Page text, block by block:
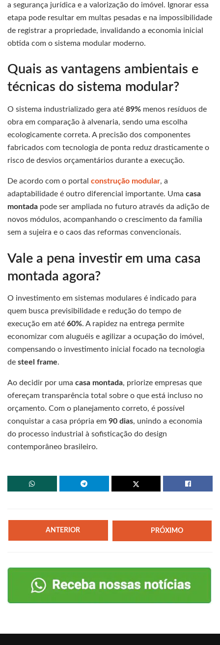
a segurança jurídica e a valorização do imóvel. Ignorar essa
etapa pode resultar em multas pesadas e na impossibilidade
de registrar a propriedade, invalidando a economia inicial
obtida com o sistema modular moderno.
Quais as vantagens ambientais e
técnicas do sistema modular?
O sistema industrializado gera até 89% menos resíduos de
obra em comparação à alvenaria, sendo uma escolha
ecologicamente correta. A precisão dos componentes
fabricados com tecnologia de ponta reduz drasticamente o
risco de desvios orçamentários durante a execução.
De acordo com o portal construção modular, a
adaptabilidade é outro diferencial importante. Uma casa
montada pode ser ampliada no futuro através da adição de
novos módulos, acompanhando o crescimento da família
sem a sujeira e o caos das reformas convencionais.
Vale a pena investir em uma casa
montada agora?
O investimento em sistemas modulares é indicado para
quem busca previsibilidade e redução do tempo de
execução em até 60%. A rapidez na entrega permite
economizar com aluguéis e agilizar a ocupação do imóvel,
compensando o investimento inicial focado na tecnologia
de steel frame.
Ao decidir por uma casa montada, priorize empresas que
ofereçam transparência total sobre o que está incluso no
orçamento. Com o planejamento correto, é possível
conquistar a casa própria em 90 dias, unindo a economia
do processo industrial à sofisticação do design
contemporâneo brasileiro.
ANTERIOR PRÓXIMO